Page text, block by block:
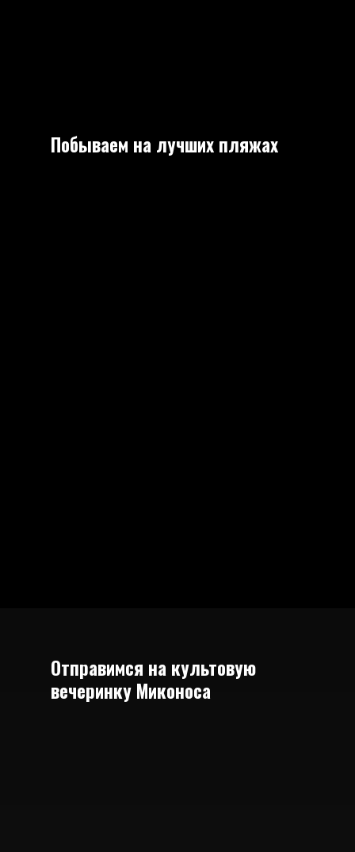
Побываем на лучших пляжах
Отправимся на культовую
вечеринку Миконоса